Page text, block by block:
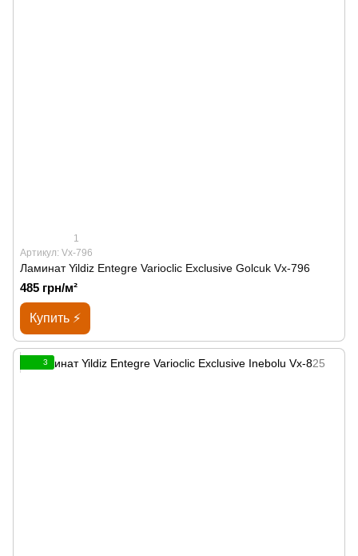
1
Артикул: Vx-796
Ламинат Yildiz Entegre Varioclic Exclusive Golcuk Vx-796
485 грн/м²
Купить ⚡
3